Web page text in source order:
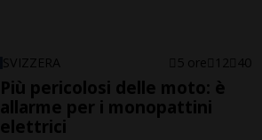
SVIZZERA 5 ore 12 40
Più pericolosi delle moto: è
allarme per i monopattini
elettrici